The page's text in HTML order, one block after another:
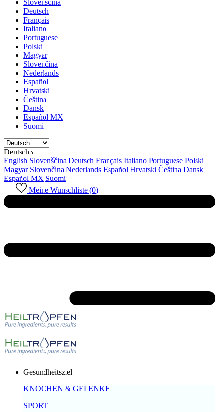
Slovenščina
Deutsch
Français
Italiano
Portuguese
Polski
Magyar
Slovenčina
Nederlands
Español
Hrvatski
Čeština
Dansk
Español MX
Suomi
Deutsch
English Slovenščina Deutsch Français Italiano Portuguese Polski
Magyar Slovenčina Nederlands Español Hrvatski Čeština Dansk
Español MX Suomi
Meine Wunschliste (0)
Gesundheitsziel
KNOCHEN & GELENKE
SPORT